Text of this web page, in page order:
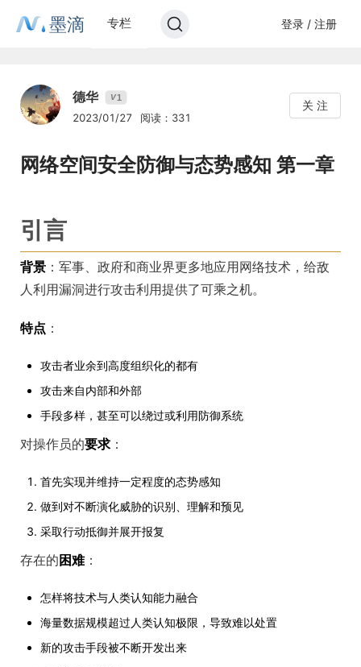
墨滴 专栏 登录 / 注册
德华 V1
2023/01/27 阅读：331
关 注
网络空间安全防御与态势感知 第一章
引言
背景 ：军事、政府和商业界更多地应用网络技术，给敌
人利用漏洞进行攻击利用提供了可乘之机。
特点 ：
攻击者业余到高度组织化的都有
攻击来自内部和外部
手段多样，甚至可以绕过或利用防御系统
对操作员的要求：
首先实现并维持一定程度的态势感知
做到对不断演化威胁的识别、理解和预见
采取行动抵御并展开报复
存在的 困难：
怎样将技术与人类认知能力融合
海量数据规模超过人类认知极限，导致难以处置
新的攻击手段被不断开发出来